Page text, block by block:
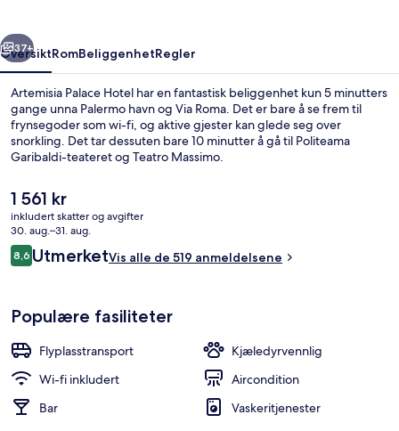
Neste
37+
OversiktRomBeliggenhetRegler
Artemisia Palace Hotel har en fantastisk beliggenhet kun 5 minutters
gange unna Palermo havn og Via Roma. Det er bare å se frem til
frynsegoder som wi-fi, og aktive gjester kan glede seg over
snorkling. Det tar dessuten bare 10 minutter å gå til Politeama
Garibaldi-teateret og Teatro Massimo.
Den
nåværende
prisen
er
1 561 kr
1 561 kr
inkludert skatter og avgifter
30. aug.–31. aug.
Anmeldelser
8,68,6 av 10 –
UtmerketVis alle de 519 anmeldelsene
Populære fasiliteter
Flyplasstransport
Kjæledyrvennlig
Wi-fi inkludert
Aircondition
Bar
Vaskeritjenester